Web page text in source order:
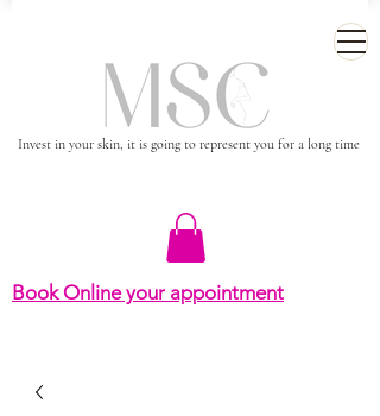
Invest in your skin, it is going to represent you for a long time
Book Online your appointment